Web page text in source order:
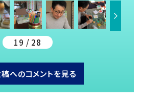
19 / 28
へのコメントを見る